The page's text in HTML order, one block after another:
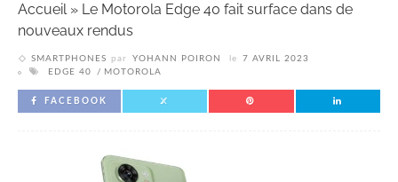
Accueil» Le Motorola Edge 40 fait surface dans de
nouveaux rendus
SMARTPHONES par YOHANN POIRON le
7 AVRIL 2023
EDGE 40
MOTOROLA
FACEBOOK